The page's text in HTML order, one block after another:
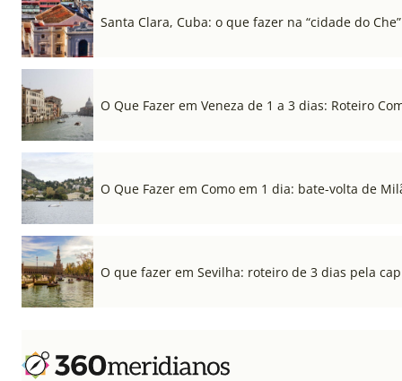
Santa Clara, Cuba: o que fazer na “cidade do Che”
O Que Fazer em Veneza de 1 a 3 dias: Roteiro
O Que Fazer em Como em 1 dia: bate-volta de
O que fazer em Sevilha: roteiro de 3 dias pela